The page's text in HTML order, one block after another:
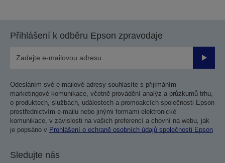
Přihlášení k odběru Epson zpravodaje
Odesláním své e-mailové adresy souhlasíte s přijímáním
marketingové komunikace, včetně provádění analýz a průzkumů trhu,
o produktech, službách, událostech a promoakcích společnosti Epson
prostřednictvím e-mailu nebo jinými formami elektronické
komunikace, v závislosti na vašich preferencí a chovní na webu, jak
je popsáno v Prohlášení o ochraně osobních údajů společnosti Epson
Sledujte nás